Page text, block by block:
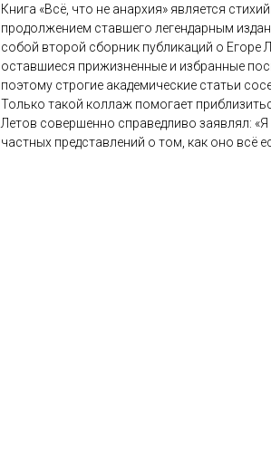
Книга «Всё, что не анархия» является
продолжением ставшего легендарным
собой второй сборник публикаций о
оставшиеся прижизненные и избранные
поэтому строгие академические статьи
Только такой коллаж помогает
Летов совершенно справедливо заявлял:
частных представлений о том, как оно всё